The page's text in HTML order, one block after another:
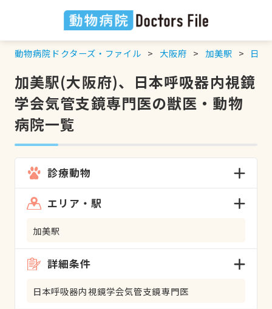
動物病院ドクターズ・ファイル 大阪府 加美駅 日本
加美駅(大阪府)、日本呼吸器内視鏡
学会気管支鏡専門医の獣医・動物
病院一覧
診療動物
エリア・駅
加美駅
詳細条件
日本呼吸器内視鏡学会気管支鏡専門医